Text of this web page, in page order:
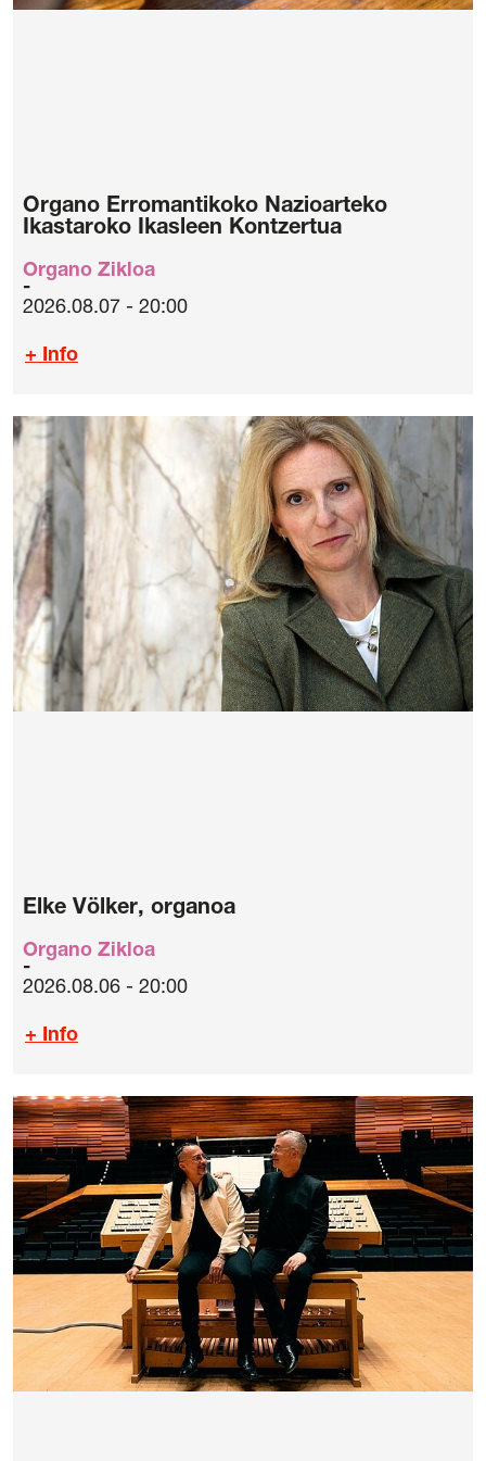
Organo Erromantikoko Nazioarteko
Ikastaroko Ikasleen Kontzertua
Organo Zikloa
2026.08.07 - 20:00
+ Info
Elke Völker, organoa
Organo Zikloa
2026.08.06 - 20:00
+ Info